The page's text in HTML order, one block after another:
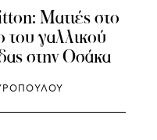
Mατιές στο
του γαλλικού
στην Οσάκα